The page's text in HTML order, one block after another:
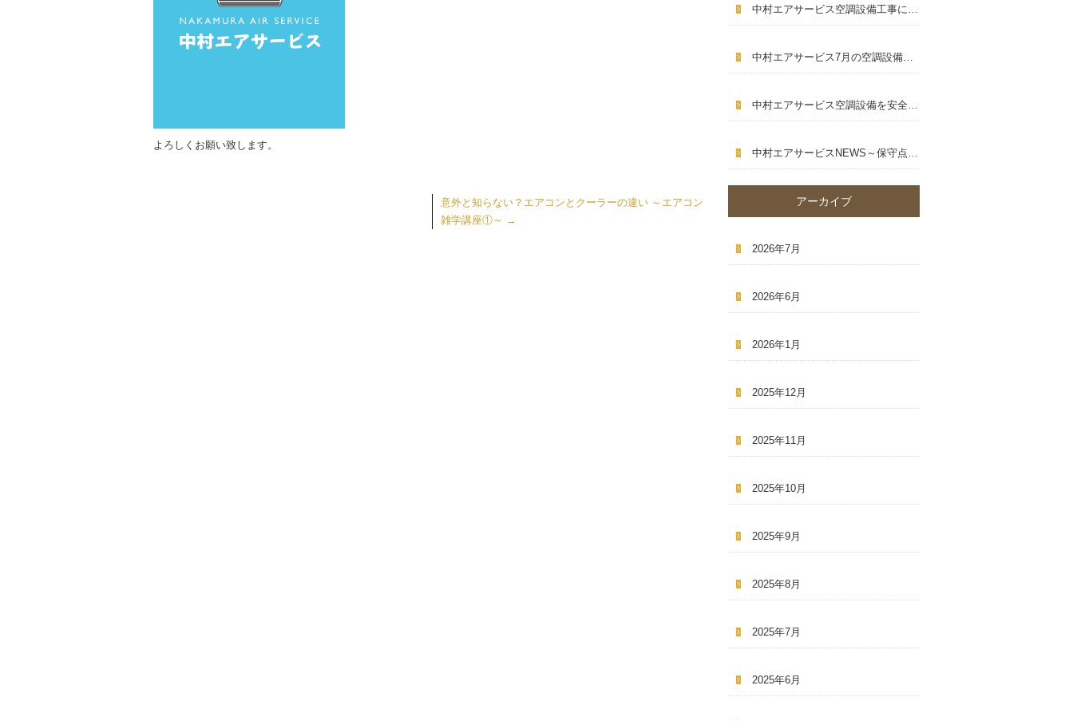
よろしくお願い致します。
意外と知らない？エアコンとクーラーの違い ～エアコン
雑学講座①～ →
中村エアサービス空調設備工事に求められる専門性とは
中村エアサービス7月の空調設備は早めの点検がおすすめです
中村エアサービス空調設備を安全に使うために大切なポイント
中村エアサービスNEWS～保守点検・設備更新・猛暑対策～
アーカイブ
2026年7月
2026年6月
2026年1月
2025年12月
2025年11月
2025年10月
2025年9月
2025年8月
2025年7月
2025年6月